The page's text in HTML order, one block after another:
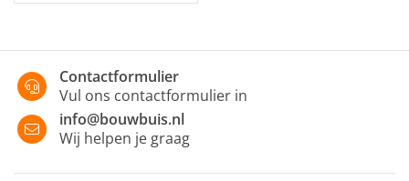
Contactformulier
Vul ons contactformulier in
info@bouwbuis.nl
Wij helpen je graag